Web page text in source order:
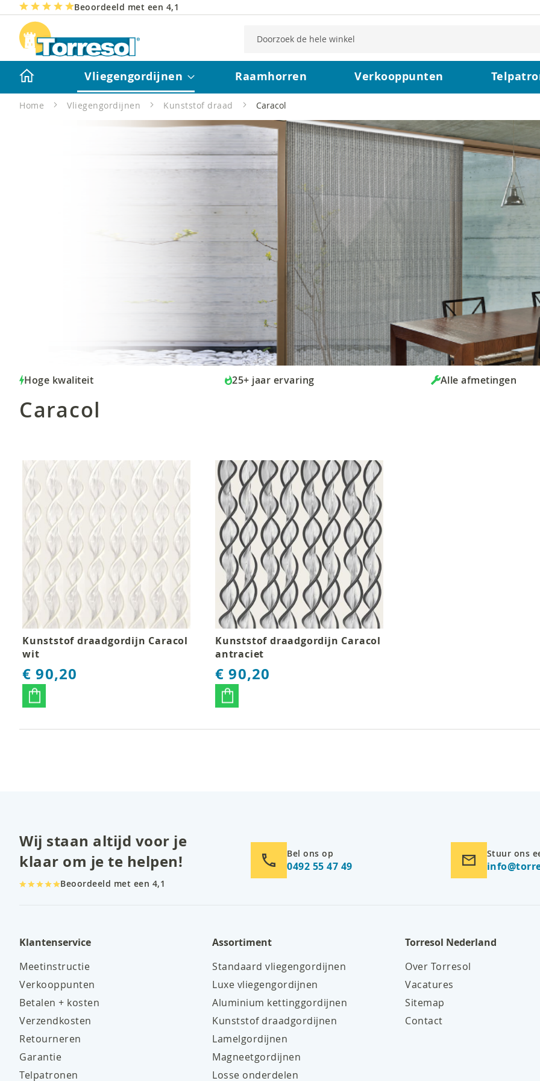
Beoordeeld met een 4,1
Vliegengordijnen Raamhorren Verkooppunten
Home Vliegengordijnen Kunststof draad Caracol
Hoge kwaliteit 25+ jaar ervaring Alle afmetingen
Caracol
Kunststof draadgordijn Caracol
wit
€ 90,20
Kunststof draadgordijn Caracol
antraciet
€ 90,20
Wij staan altijd voor je
klaar om je te helpen!
Beoordeeld met een 4,1
Bel ons op
0492 55 47 49
Stuur ons
Klantenservice
Meetinstructie
Verkooppunten
Betalen + kosten
Verzendkosten
Retourneren
Garantie
Telpatronen
Assortiment
Standaard vliegengordijnen
Luxe vliegengordijnen
Aluminium kettinggordijnen
Kunststof draadgordijnen
Lamelgordijnen
Magneetgordijnen
Losse onderdelen
Torresol Nederland
Over Torresol
Vacatures
Sitemap
Contact